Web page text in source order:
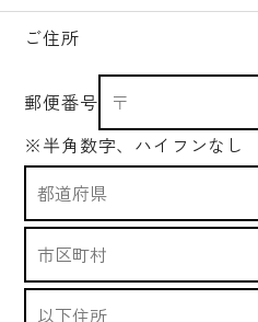
ご住所
郵便番号
※半角数字、ハイフンなし